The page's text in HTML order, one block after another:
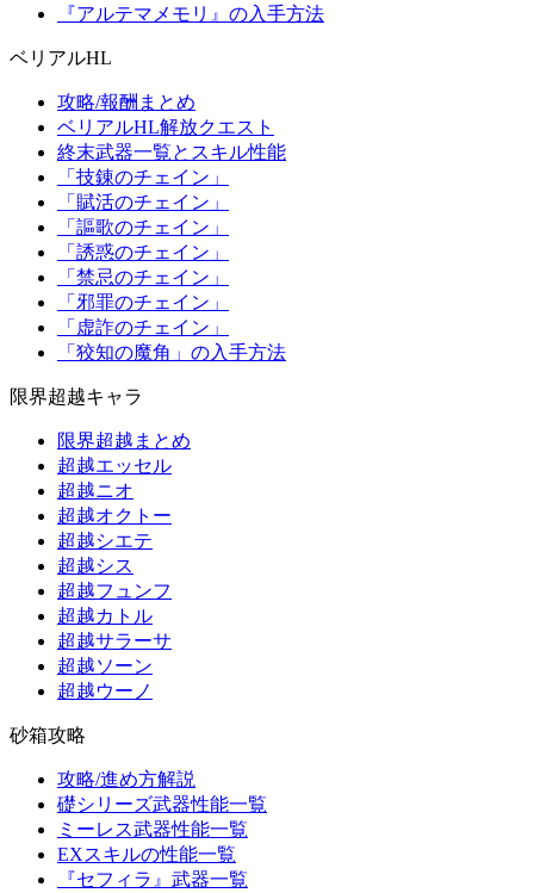
『アルテマメモリ』の入手方法
ベリアルHL
攻略/報酬まとめ
ベリアルHL解放クエスト
終末武器一覧とスキル性能
「技錬のチェイン」
「賦活のチェイン」
「謳歌のチェイン」
「誘惑のチェイン」
「禁忌のチェイン」
「邪罪のチェイン」
「虚詐のチェイン」
「狡知の魔角」の入手方法
限界超越キャラ
限界超越まとめ
超越エッセル
超越ニオ
超越オクトー
超越シエテ
超越シス
超越フュンフ
超越カトル
超越サラーサ
超越ソーン
超越ウーノ
砂箱攻略
攻略/進め方解説
礎シリーズ武器性能一覧
ミーレス武器性能一覧
EXスキルの性能一覧
『セフィラ』武器一覧